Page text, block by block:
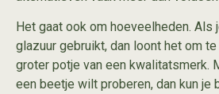
Het gaat ook om hoeveelheden.
glazuur gebruikt, dan loont het om
groter potje van een kwalitatsmerk.
een beetje wilt proberen, dan kun je